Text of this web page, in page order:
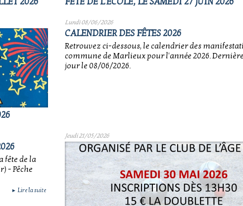
Lundi 08/06/2026
CALENDRIER DES FÊTES 2026
Retrouvez ci-dessous, le calendrier des
commune de Marlieux pour l'année 2026.
jour le 08/06/2026.
fête de la
- Pêche
► Lire la suite
Jeudi 21/05/2026